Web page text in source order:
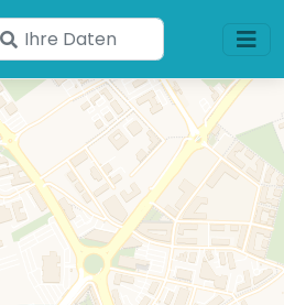
Geben
Sie
Ihre
Daten
ein